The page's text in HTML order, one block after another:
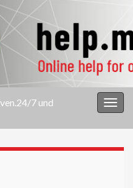
7 und